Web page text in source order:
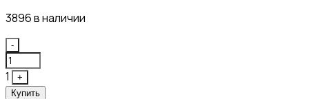
3896 в наличии
Quantity
-
1
+
Купить